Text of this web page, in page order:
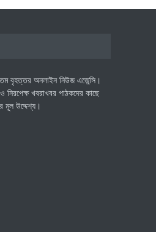
বৃহত্তর অনলাইন নিউজ এজেন্সি।
নিরপেক্ষ খবরাখবর পাঠকদের কাছে
মূল উদ্দেশ্য।